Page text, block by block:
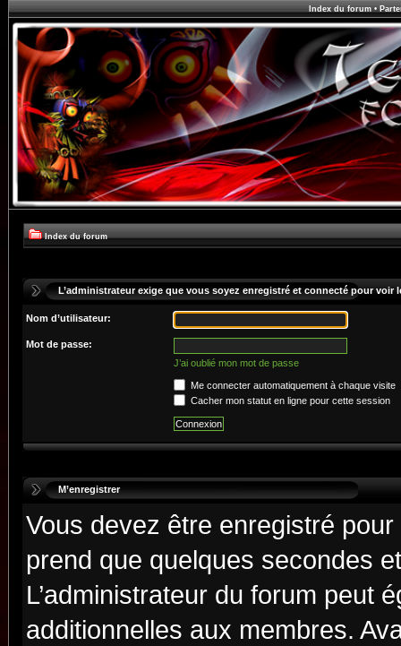
Index du forum•
Index du forum
L’administrateur exige que vous soyez enregistré et connecté pour voir
Nom d’utilisateur:
Mot de passe:
J’ai oublié mon mot de passe
Me connecter automatiquement à chaque visite
Cacher mon statut en ligne pour cette session
M’enregistrer
Vous devez être enregistré
prend que quelques secondes
L’administrateur du forum peut
additionnelles aux membres.